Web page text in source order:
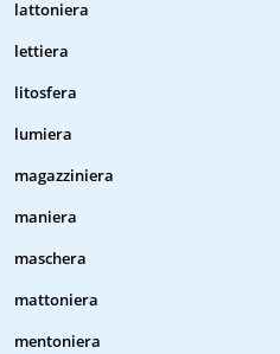
lattoniera
lettiera
litosfera
lumiera
magazziniera
maniera
maschera
mattoniera
mentoniera